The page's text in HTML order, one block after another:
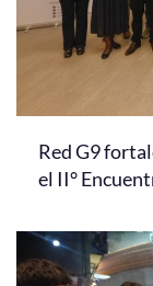
Red G9
el II°